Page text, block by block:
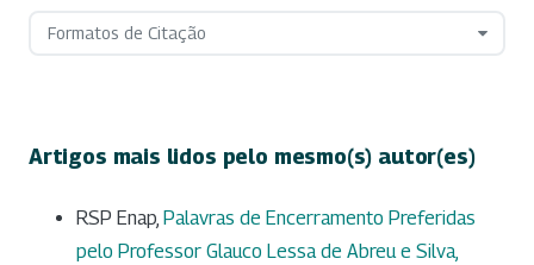
Formatos de Citação
Artigos mais lidos pelo mesmo(s) autor(es)
RSP Enap, Palavras de Encerramento Preferidas
pelo Professor Glauco Lessa de Abreu e Silva,